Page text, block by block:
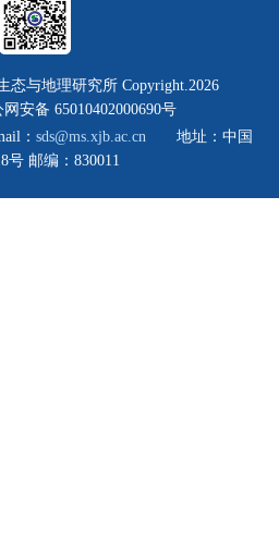
态与地理研究所 Copyright. 2026
备 65010402000690号
： sds@ms.xjb.ac.cn 地址：中国
号 邮编：830011